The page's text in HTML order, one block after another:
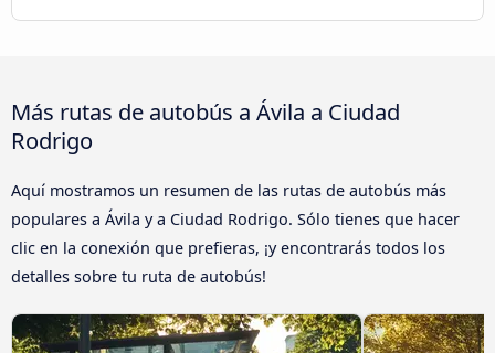
Más rutas de autobús a Ávila‎ a Ciudad
Rodrigo
Aquí mostramos un resumen de las rutas de autobús más
populares a Ávila‎ y a Ciudad Rodrigo. Sólo tienes que hacer
clic en la conexión que prefieras, ¡y encontrarás todos los
detalles sobre tu ruta de autobús!